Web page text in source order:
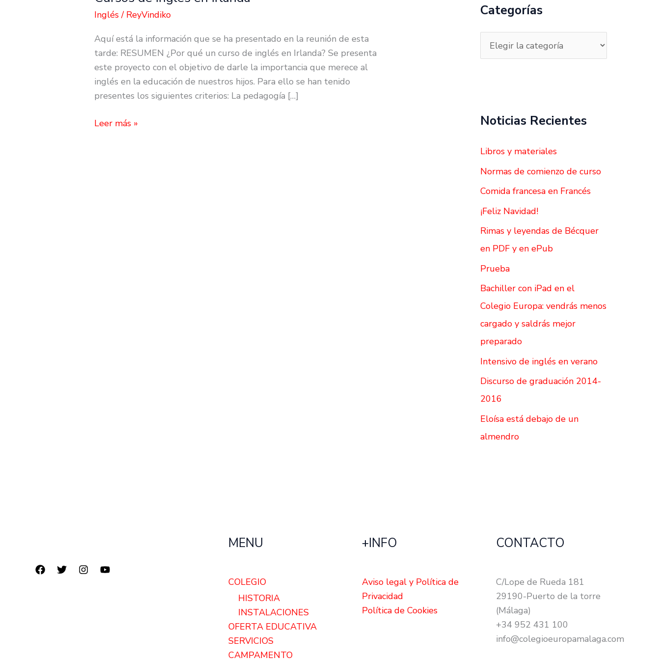
Inglés/ ReyVindiko
Aquí está la información que se ha presentado en la reunión de esta
tarde: RESUMEN ¿Por qué un curso de inglés en Irlanda? Se presenta
este proyecto con el objetivo de darle la importancia que merece al
inglés en la educación de nuestros hijos. Para ello se han tenido
presentes los siguientes criterios: La pedagogía […]
de
en
Irlanda
Leer más »
a
o
Categorías
Noticias Recientes
Libros y materiales
Normas de comienzo de curso
Comida francesa en Francés
¡Feliz Navidad!
Rimas y leyendas de Bécquer
en PDF y en ePub
Prueba
Bachiller con iPad en el
Colegio Europa: vendrás menos
cargado y saldrás mejor
preparado
Intensivo de inglés en verano
Discurso de graduación 2014-
2016
Eloísa está debajo de un
almendro
MENU
COLEGIO
HISTORIA
INSTALACIONES
OFERTA EDUCATIVA
SERVICIOS
CAMPAMENTO
+INFO
Aviso legal y Política de
Privacidad
Política de Cookies
CONTACTO
C/Lope de Rueda 181
29190-Puerto de la torre
(Málaga)
+34 952 431 100
info@colegioeuropamalaga.com